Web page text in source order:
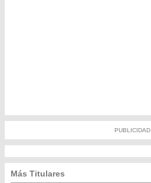
PUBLICIDAD
Más Titulares